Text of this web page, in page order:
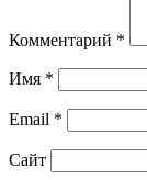
Комментарий *
Имя *
Email *
Сайт